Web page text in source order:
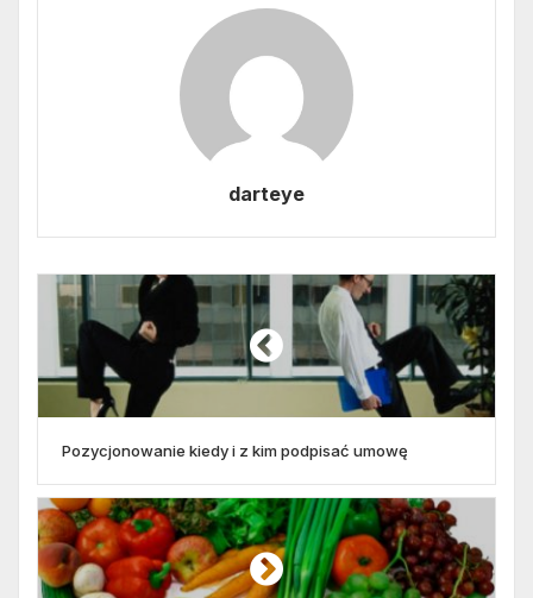
darteye
Pozycjonowanie kiedy i z kim podpisać umowę